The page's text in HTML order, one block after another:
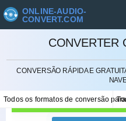
ONLINE-AUDIO-
CONVERT.COM
CONVERTER
CONVERSÃO RÁPIDA E
Todos os formatos de conversão